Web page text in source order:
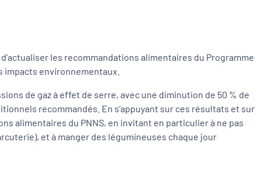
les recommandations alimentaires du Programme
environnementaux.
de gaz à effet de serre, avec une diminution de 50 % de
recommandés. En s’appuyant sur ces résultats et sur
alimentaires du PNNS, en invitant en particulier à ne pas
et à manger des légumineuses chaque jour